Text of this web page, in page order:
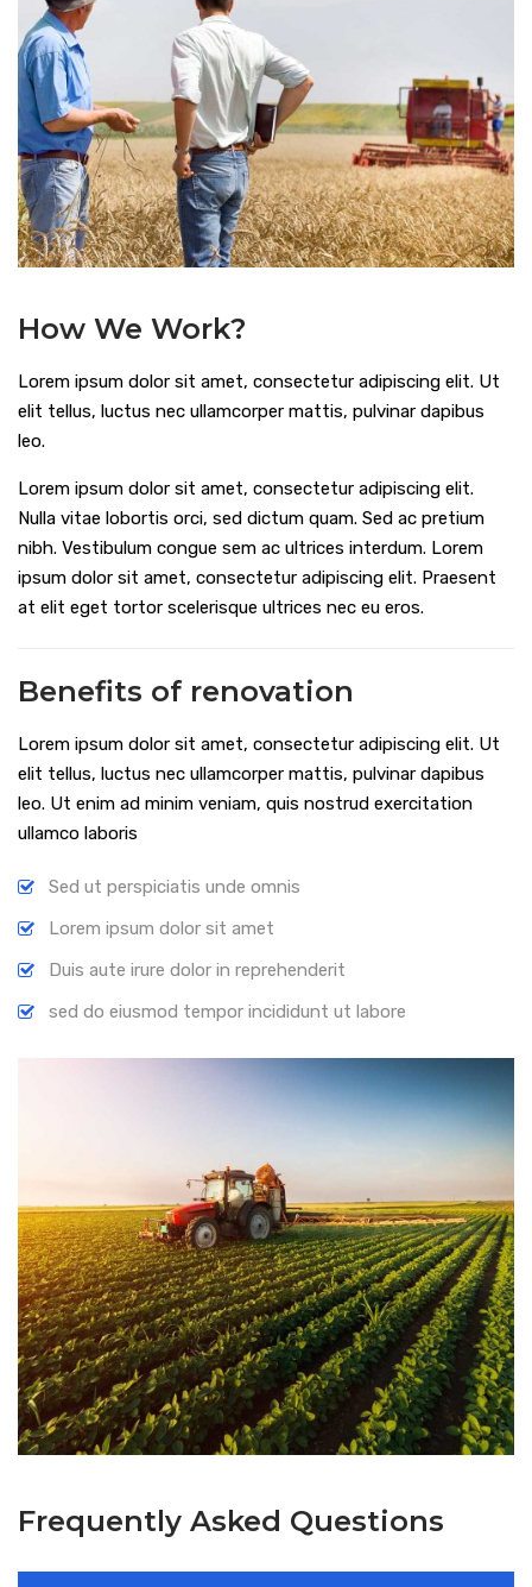
How We Work?
Lorem ipsum dolor sit amet, consectetur adipiscing elit. Ut
elit tellus, luctus nec ullamcorper mattis, pulvinar dapibus
leo.
Lorem ipsum dolor sit amet, consectetur adipiscing elit.
Nulla vitae lobortis orci, sed dictum quam. Sed ac pretium
nibh. Vestibulum congue sem ac ultrices interdum. Lorem
ipsum dolor sit amet, consectetur adipiscing elit. Praesent
at elit eget tortor scelerisque ultrices nec eu eros.
Benefits of renovation
Lorem ipsum dolor sit amet, consectetur adipiscing elit. Ut
elit tellus, luctus nec ullamcorper mattis, pulvinar dapibus
leo. Ut enim ad minim veniam, quis nostrud exercitation
ullamco laboris
Sed ut perspiciatis unde omnis
Lorem ipsum dolor sit amet
Duis aute irure dolor in reprehenderit
sed do eiusmod tempor incididunt ut labore
Frequently Asked Questions